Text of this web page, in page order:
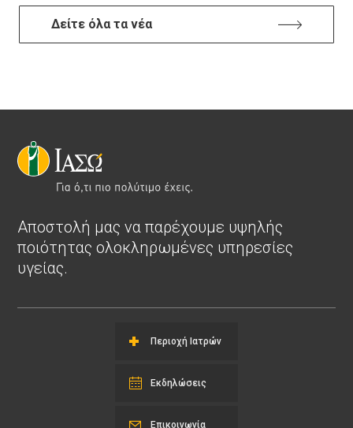
Δείτε όλα τα νέα
Αποστολή μας να παρέχουμε υψηλής
ποιότητας ολοκληρωμένες υπηρεσίες
υγείας.
Περιοχή Ιατρών
Εκδηλώσεις
Επικοινωνία